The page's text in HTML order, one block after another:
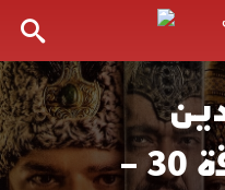
مسلسل
جلال
الخوارزمي الحلقة 30 –